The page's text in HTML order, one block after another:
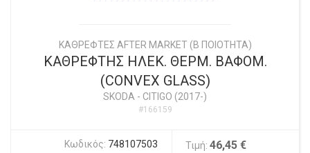
ΚΑΘΡΕΦΤΕΣ AFTER MARKET (Β ΠΟΙΟΤΗΤΑ)
ΚΑΘΡΕΦΤΗΣ ΗΛΕΚ. ΘΕΡΜ. ΒΑΦΟΜ.
(CONVEX GLASS)
SKODA - CITIGO (2017-)
#166159
Κωδικός: 748107503 Τιμή: 46,45 €